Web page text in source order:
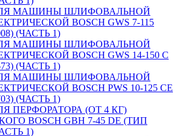
МАШИНЫ ШЛИФОВАЛЬНОЙ
BOSCH GWS 7-115
(ЧАСТЬ 1)
МАШИНЫ ШЛИФОВАЛЬНОЙ
BOSCH GWS 14-150 C
(ЧАСТЬ 1)
МАШИНЫ ШЛИФОВАЛЬНОЙ
BOSCH PWS 10-125 CE
(ЧАСТЬ 1)
ПЕРФОРАТОРА (ОТ 4 КГ)
BOSCH GBH 7-45 DE (ТИП
1)